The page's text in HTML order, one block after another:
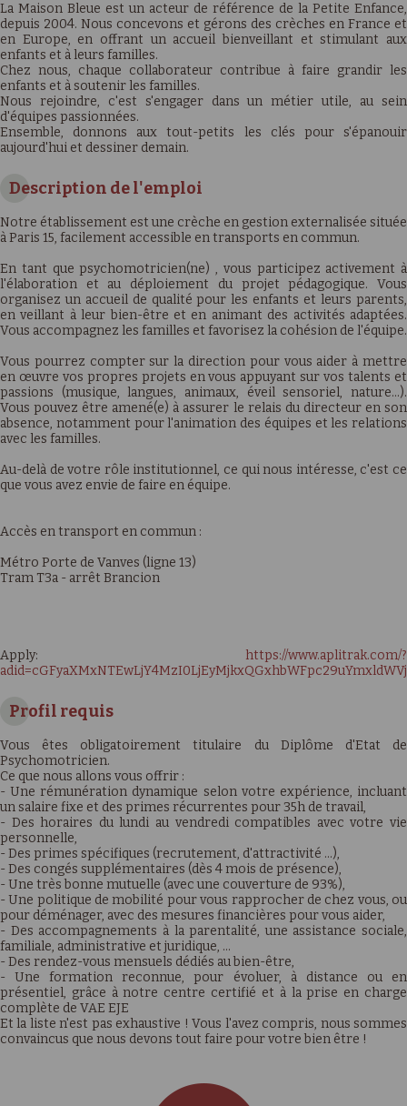
La Maison Bleue est un acteur de référence de la Petite Enfance,
depuis 2004. Nous concevons et gérons des crèches en France et
en Europe, en offrant un accueil bienveillant et stimulant aux
enfants et à leurs familles.
Chez nous, chaque collaborateur contribue à faire grandir les
enfants et à soutenir les familles.
Nous rejoindre, c'est s'engager dans un métier utile, au sein
d'équipes passionnées.
Ensemble, donnons aux tout-petits les clés pour s'épanouir
aujourd'hui et dessiner demain.
Description de l'emploi
Notre établissement est une crèche en gestion externalisée située
à Paris 15, facilement accessible en transports en commun.
En tant que psychomotricien(ne) , vous participez activement à
l'élaboration et au déploiement du projet pédagogique. Vous
organisez un accueil de qualité pour les enfants et leurs parents,
en veillant à leur bien-être et en animant des activités adaptées.
Vous accompagnez les familles et favorisez la cohésion de l'équipe.
Vous pourrez compter sur la direction pour vous aider à mettre
en œuvre vos propres projets en vous appuyant sur vos talents et
passions (musique, langues, animaux, éveil sensoriel, nature…).
Vous pouvez être amené(e) à assurer le relais du directeur en son
absence, notamment pour l'animation des équipes et les relations
avec les familles.
Au-delà de votre rôle institutionnel, ce qui nous intéresse, c'est ce
que vous avez envie de faire en équipe.
Accès en transport en commun :
Métro Porte de Vanves (ligne 13)
Tram T3a - arrêt Brancion
Apply: https://www.aplitrak.com/?
Profil requis
Vous êtes obligatoirement titulaire du Diplôme d'Etat de
Psychomotricien.
Ce que nous allons vous offrir :
- Une rémunération dynamique selon votre expérience, incluant
un salaire fixe et des primes récurrentes pour 35h de travail,
- Des horaires du lundi au vendredi compatibles avec votre vie
personnelle,
- Des primes spécifiques (recrutement, d'attractivité …),
- Des congés supplémentaires (dès 4 mois de présence),
- Une très bonne mutuelle (avec une couverture de 93%),
- Une politique de mobilité pour vous rapprocher de chez vous, ou
pour déménager, avec des mesures financières pour vous aider,
- Des accompagnements à la parentalité, une assistance sociale,
familiale, administrative et juridique, …
- Des rendez-vous mensuels dédiés au bien-être,
- Une formation reconnue, pour évoluer, à distance ou en
présentiel, grâce à notre centre certifié et à la prise en charge
complète de VAE EJE
Et la liste n'est pas exhaustive ! Vous l'avez compris, nous sommes
convaincus que nous devons tout faire pour votre bien être !